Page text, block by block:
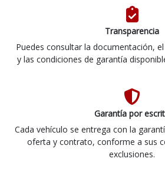
Transparencia
Puedes consultar la documentación,
y las condiciones de garantía
Garantía por
Cada vehículo se entrega con la
oferta y contrato, conforme a sus
exclusiones.